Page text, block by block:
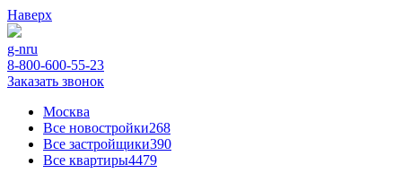
Наверх
g-nru
8-800-600-55-23
Заказать звонок
Москва
Все новостройки268
Все застройщики390
Все квартиры4479